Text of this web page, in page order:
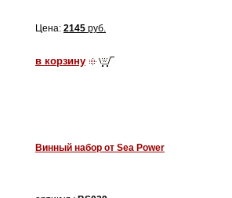
Цена: 2145 руб.
в корзину
Винный набор от Sea Power